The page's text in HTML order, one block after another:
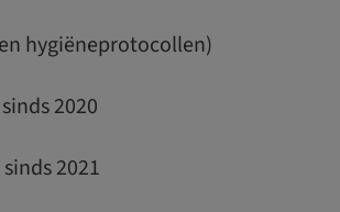
hygiëneprotocollen)
2020
2021